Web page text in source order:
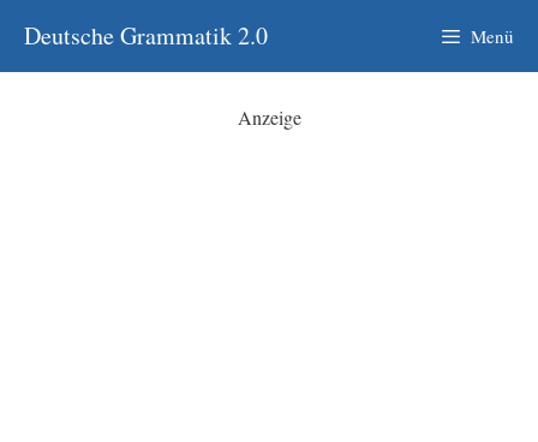
Inhalt
springen
Deutsche Grammatik 2.0 Menü
Anzeige